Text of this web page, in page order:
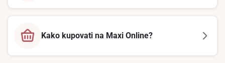
Kako kupovati na Maxi Online?